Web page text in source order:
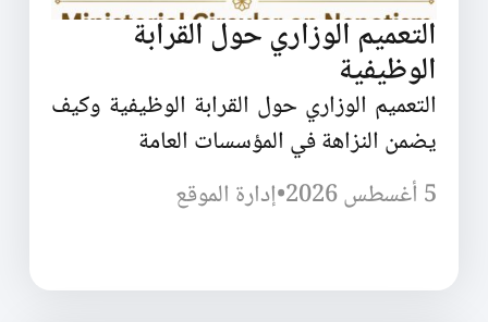
التعميم الوزاري حول القرابة
الوظيفية
التعميم الوزاري حول القرابة الوظيفية وكيف
يضمن النزاهة في المؤسسات العامة
5 أغسطس 2026
•إدارة الموقع